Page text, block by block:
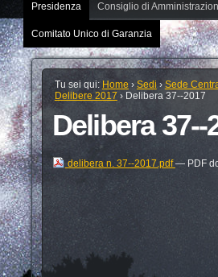
Presidenza Consiglio di
Comitato Unico di Garanzia
Tu sei qui: Home › Sedi › Sede
Delibere 2017 › Delibera 37--2017
Delibera 37--
delibera n. 37--2017.pdf— PDF